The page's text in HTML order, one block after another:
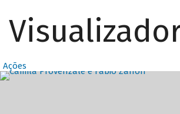
Ações